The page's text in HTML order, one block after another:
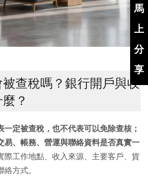
查稅嗎？銀行開戶與收
？
定被查稅，也不代表可以免除查核；
易、帳務、營運與聯絡資料是否真實一
際工作地點、收入來源、主要客戶、貨
方式。
馬
上
分
享